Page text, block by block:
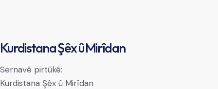
Kurdistana Şêx û Mirîdan
Sernavê pirtûkê:
Kurdistana Şêx û Mirîdan